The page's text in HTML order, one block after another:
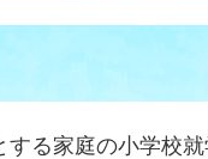
る家庭の小学校就